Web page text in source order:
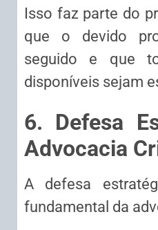
Isso faz parte do
que o devido
seguido e que
disponíveis sejam
6. Defesa
Advocacia
A defesa
fundamental da